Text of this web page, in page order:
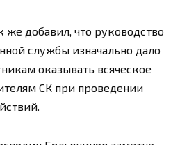
же добавил, что руководство
службы изначально дало
оказывать всяческое
СК при проведении